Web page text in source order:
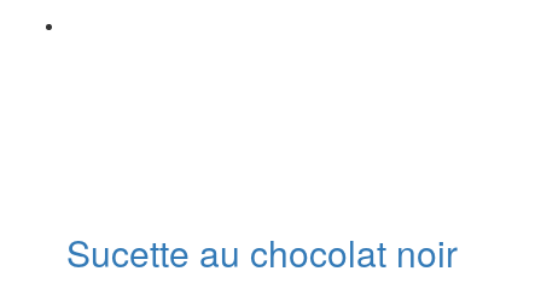
Sucette au chocolat noir